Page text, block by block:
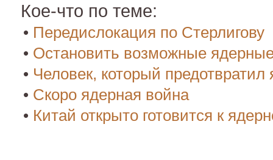
Кое-что по теме:
• Передислокация по Стерлигову
• Остановить возможные
• Человек, который
• Скоро ядерная война
• Китай открыто готовится к